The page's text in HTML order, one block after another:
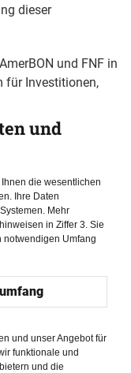
dieser
und FNF in
für Investitionen,
Law and Legal
des
kleiner und
BHR-ESG,
und
Clinic“. Die
statt und
nahmen
und
die wesentlichen
Ihre Daten
Mehr
in Ziffer 3. Sie
notwendigen Umfang
und unser Angebot für
funktionale und
und die